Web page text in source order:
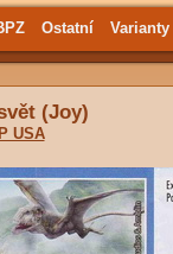
Ostatní Varianty
(Joy)
USA